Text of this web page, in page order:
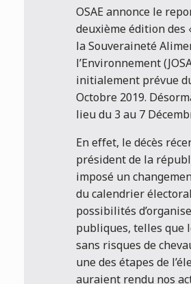
OSAE annonce le
deuxième édition des
la Souveraineté
l’Environnement
initialement prévue
Octobre 2019.
lieu du 3 au 7
En effet, le décès
président de la
imposé un
du calendrier
possibilités
publiques, telles que
sans risques de
une des étapes de